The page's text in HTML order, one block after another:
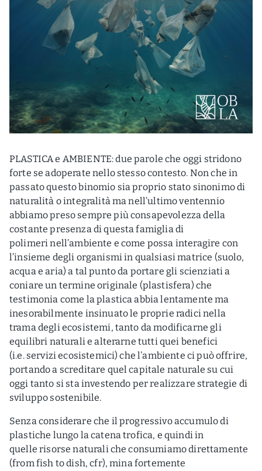
PLASTICA e AMBIENTE: due parole che oggi stridono
forte se adoperate nello stesso contesto. Non che in
passato questo binomio sia proprio stato sinonimo di
naturalità o integralità ma nell’ultimo ventennio
abbiamo preso sempre più consapevolezza della
costante presenza di questa famiglia di
polimeri nell’ambiente e come possa interagire con
l’insieme degli organismi in qualsiasi matrice (suolo,
acqua e aria) a tal punto da portare gli scienziati a
coniare un termine originale (plastisfera) che
testimonia come la plastica abbia lentamente ma
inesorabilmente insinuato le proprie radici nella
trama degli ecosistemi, tanto da modificarne gli
equilibri naturali e alterarne tutti quei benefici
(i.e. servizi ecosistemici) che l’ambiente ci può offrire,
portando a screditare quel capitale naturale su cui
oggi tanto si sta investendo per realizzare strategie di
sviluppo sostenibile.
Senza considerare che il progressivo accumulo di
plastiche lungo la catena trofica, e quindi in
quelle risorse naturali che consumiamo direttamente
(from fish to dish, cfr), mina fortemente